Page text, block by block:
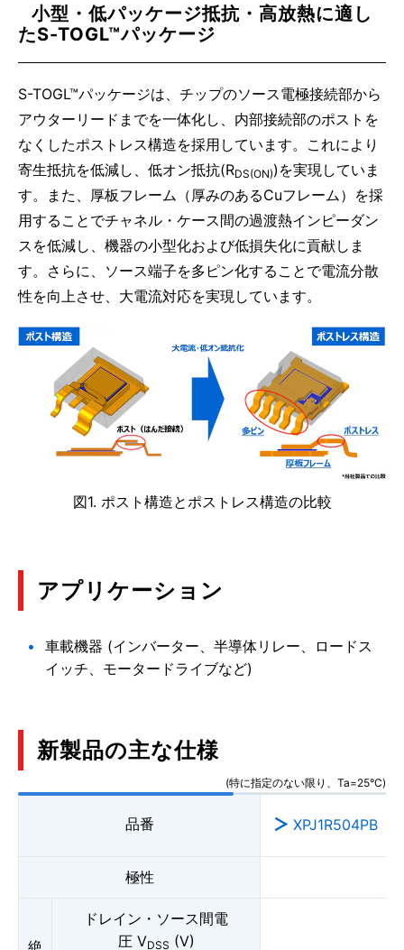
小型・低パッケージ抵抗・高放熱に適し
たS-TOGL™パッケージ
図1. ポスト構造とポストレス構造の比較
S-TOGL™パッケージは、チップのソース電極接続部から
アウターリードまでを一体化し、内部接続部のポストを
なくしたポストレス構造を採用しています。これにより
寄生抵抗を低減し、低オン抵抗(RDS(ON))を実現していま
す。また、厚板フレーム（厚みのあるCuフレーム）を採
用することでチャネル・ケース間の過渡熱インピーダン
スを低減し、機器の小型化および低損失化に貢献しま
す。さらに、ソース端子を多ピン化することで電流分散
性を向上させ、大電流対応を実現しています。
アプリケーション
車載機器 (インバーター、半導体リレー、ロードス
イッチ、モータードライブなど)
新製品の主な仕様
(特に指定のない限り、Ta=25°C)
品番 XPJ1R504PB
極性
ドレイン・ソース間電
圧 VDSS (V)